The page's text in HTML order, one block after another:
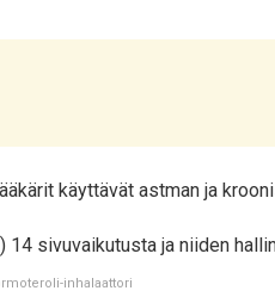
käyttävät astman ja
inhalaattori